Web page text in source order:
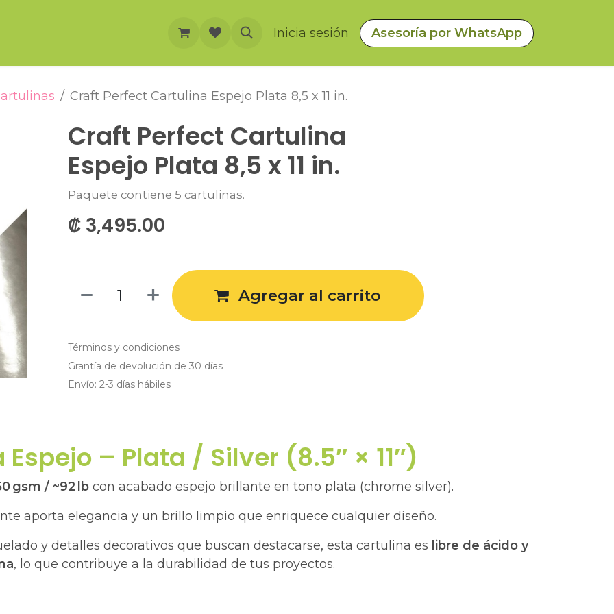
Eventos Inicia sesión Asesoría por WhatsApp
Craft Perfect Cartulina Espejo Plata 8,5 x 11 in.
Craft Perfect Cartulina
Espejo Plata 8,5 x 11 in.
Paquete contiene 5 cartulinas.
₡ 3,495.00
Agregar al carrito
Términos y condiciones
Grantía de devolución de 30 días
Envío: 2-3 días hábiles
– Plata / Silver (8.5″ × 11″)
gsm / ~92 lb con acabado espejo brillante en tono plata (chrome silver).
aporta elegancia y un brillo limpio que enriquece cualquier diseño.
y detalles decorativos que buscan destacarse, esta cartulina es libre de ácido y
, lo que contribuye a la durabilidad de tus proyectos.